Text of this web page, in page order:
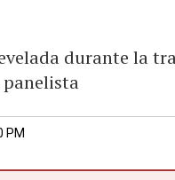
durante la
PM